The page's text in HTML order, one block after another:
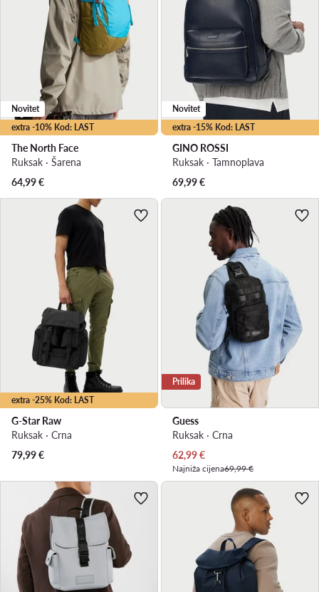
extra -10% Kod: LAST
Novitet
The North Face
Ruksak · Šarena
64,99€
extra -15% Kod: LAST
Novitet
GINO ROSSI
Ruksak · Tamnoplava
69,99€
extra -25% Kod: LAST
G-Star Raw
Ruksak · Crna
79,99€
Prilika
Guess
Ruksak · Crna
Trenutna cijena
62,99€
Najniža cijena69,99 €